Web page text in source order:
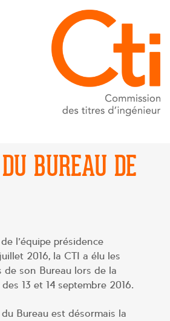
BUREAU DE
l’équipe présidence
2016, la CTI a élu les
de son Bureau lors de la
13 et 14 septembre 2016.
Bureau est désormais la